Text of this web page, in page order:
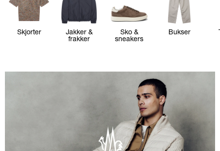
Skjorter
Jakker &
frakker
Sko &
sneakers
Bukser